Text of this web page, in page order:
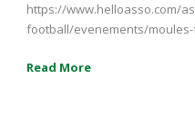
https://www.helloasso.com/
football/evenements/moules-
Read More